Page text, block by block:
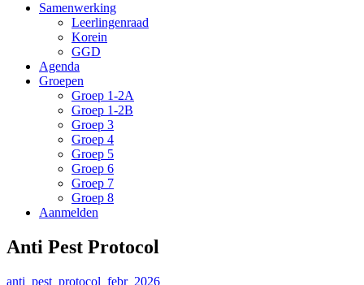
Samenwerking
Leerlingenraad
Korein
GGD
Agenda
Groepen
Groep 1-2A
Groep 1-2B
Groep 3
Groep 4
Groep 5
Groep 6
Groep 7
Groep 8
Aanmelden
Anti Pest Protocol
anti_pest_protocol_febr_2026